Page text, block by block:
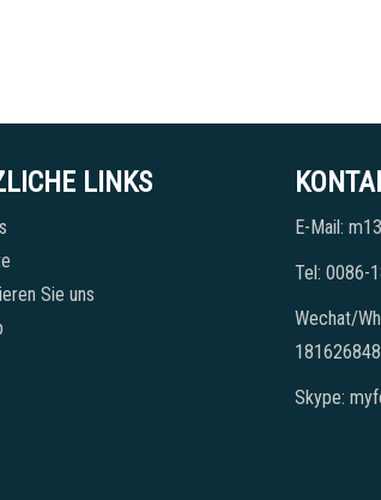
LINKS
Sie uns
E-Mail:
Tel: 0086-
Wechat/
Skype: